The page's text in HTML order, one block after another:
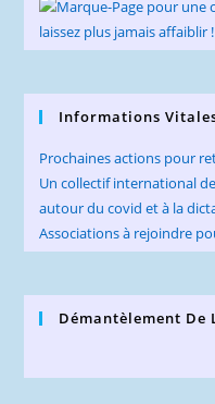
Informations
Prochaines actions pour
Un collectif international
autour du covid et à la
Associations à rejoindre
Démantèlement De